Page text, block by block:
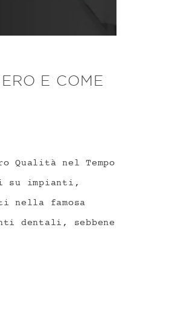
E COME
Qualità nel Tempo
su impianti,
nella famosa
dentali, sebbene